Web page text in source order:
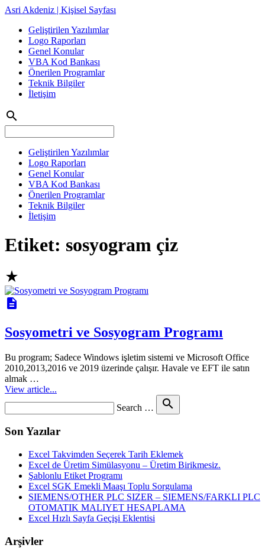
Asri Akdeniz | Kişisel Sayfası
Geliştirilen Yazılımlar
Logo Raporları
Genel Konular
VBA Kod Bankası
Önerilen Programlar
Teknik Bilgiler
İletişim
search
Geliştirilen Yazılımlar
Logo Raporları
Genel Konular
VBA Kod Bankası
Önerilen Programlar
Teknik Bilgiler
İletişim
Etiket: sosyogram çiz
star_rate
description
Sosyometri ve Sosyogram Programı
Bu program; Sadece Windows işletim sistemi ve Microsoft Office
2010,2013,2016 ve 2019 üzerinde çalışır. Havale ve EFT ile satın
almak …
View article...
Search … search
Son Yazılar
Excel Takvimden Seçerek Tarih Eklemek
Excel de Üretim Simülasyonu – Üretim Birikmesiz.
Şablonlu Etiket Programı
Excel SGK Emekli Maaşı Toplu Sorgulama
SIEMENS/OTHER PLC SIZER – SIEMENS/FARKLI PLC
OTOMATIK MALIYET HESAPLAMA
Excel Hızlı Sayfa Geçişi Eklentisi
Arşivler